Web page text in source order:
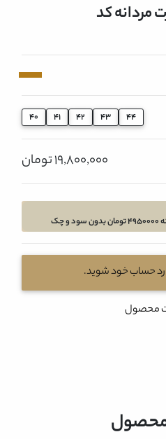
کد
40 42 43 44
19,800,000 تومان
حساب خود شوید.
محصول